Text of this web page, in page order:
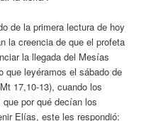
de la primera lectura de hoy
la creencia de que el profeta
la llegada del Mesías
que leyéramos el sábado de
17,10-13), cuando los
por qué decían los
Elías, este les respondió: